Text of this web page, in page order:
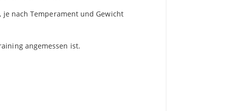
nach Temperament und Gewicht
angemessen ist.